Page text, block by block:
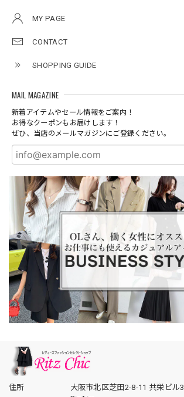
MY PAGE
CONTACT
SHOPPING GUIDE
MAIL MAGAZINE
新着アイテムやセール情報をご案内！
お得なクーポンもお届けします！
ぜひ、当店のメールマガジンにご登録ください。
住所
大阪市北区芝田2-8-11 共栄ビル